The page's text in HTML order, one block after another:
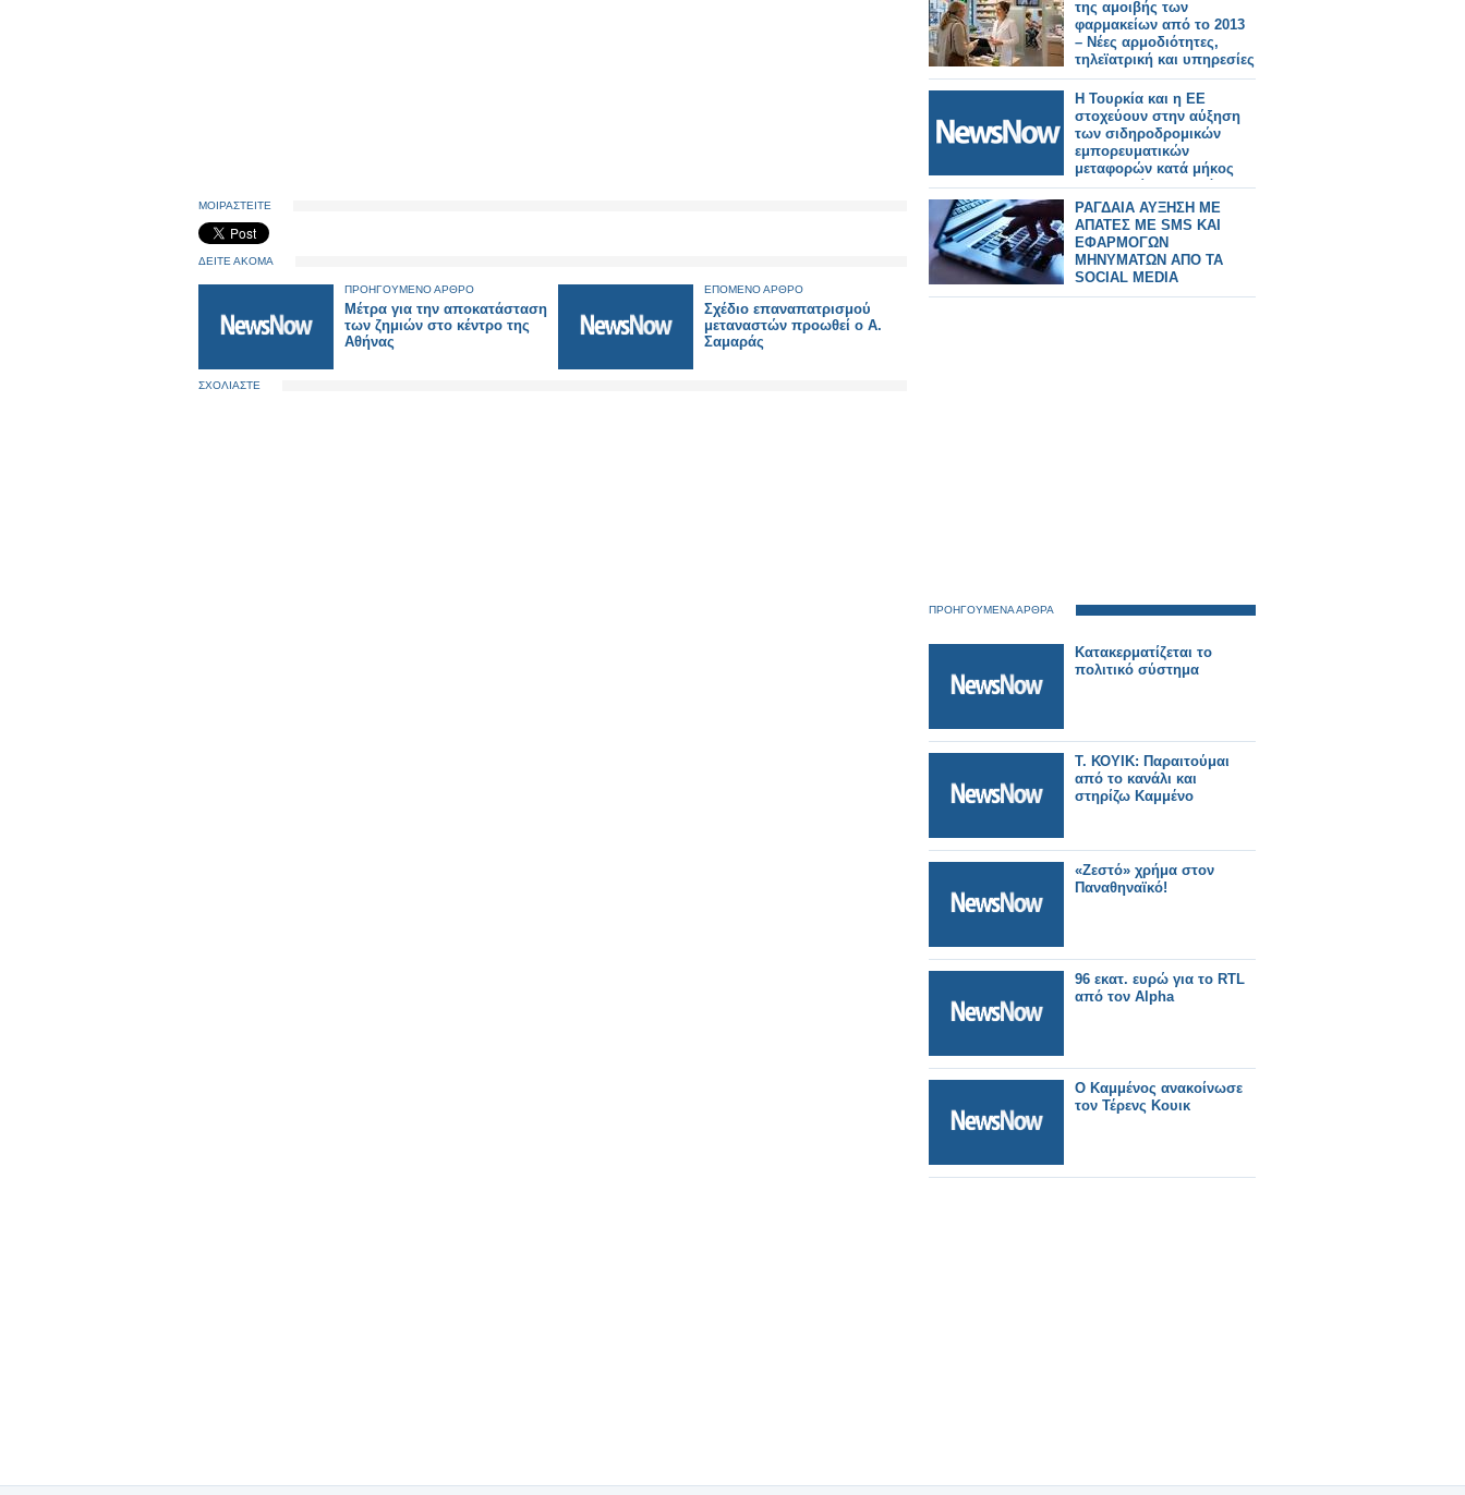
ΜΟΙΡΑΣΤΕΙΤΕ
ΔΕΙΤΕ ΑΚΟΜΑ
ΠΡΟΗΓΟΥΜΕΝΟ ΑΡΘΡΟ
Μέτρα για την αποκατάσταση
των ζημιών στο κέντρο της
Αθήνας
ΕΠΟΜΕΝΟ ΑΡΘΡΟ
Σχέδιο επαναπατρισμού
μεταναστών προωθεί ο Α.
Σαμαράς
ΣΧΟΛΙΑΣΤΕ
της αμοιβής των
φαρμακείων από το 2013
– Νέες αρμοδιότητες,
τηλεϊατρική και υπηρεσίες
Η Τουρκία και η ΕΕ
στοχεύουν στην αύξηση
των σιδηροδρομικών
εμπορευματικών
μεταφορών κατά μήκος
του Μεσαίου Διαδρόμου.
ΡΑΓΔΑΙΑ ΑΥΞΗΣΗ ΜΕ
ΑΠΑΤΕΣ ΜΕ SMS ΚΑΙ
ΕΦΑΡΜΟΓΩΝ
ΜΗΝΥΜΑΤΩΝ ΑΠΟ ΤΑ
SOCIAL MEDIA
ΠΡΟΗΓΟΥΜΕΝΑ ΑΡΘΡΑ
Κατακερματίζεται το
πολιτικό σύστημα
Τ. ΚΟΥΙΚ: Παραιτούμαι
από το κανάλι και
στηρίζω Καμμένο
«Ζεστό» χρήμα στον
Παναθηναϊκό!
96 εκατ. ευρώ για το RTL
από τον Alpha
O Καμμένος ανακοίνωσε
τον Τέρενς Κουικ